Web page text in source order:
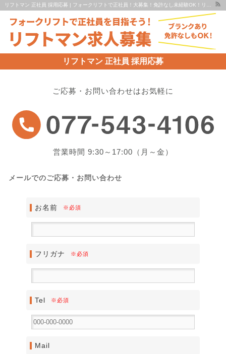
リフトマン 正社員 採用応募
ご応募・お問い合わせはお気軽に
営業時間 9:30～17:00（月～金）
メールでのご応募・お問い合わせ
お名前 ※必須
フリガナ ※必須
Tel ※必須
Mail